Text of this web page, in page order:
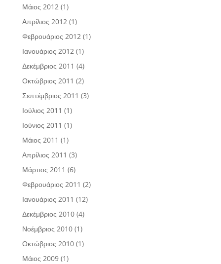
Μάιος 2012 (1)
Απρίλιος 2012 (1)
Φεβρουάριος 2012 (1)
Ιανουάριος 2012 (1)
Δεκέμβριος 2011 (4)
Οκτώβριος 2011 (2)
Σεπτέμβριος 2011 (3)
Ιούλιος 2011 (1)
Ιούνιος 2011 (1)
Μάιος 2011 (1)
Απρίλιος 2011 (3)
Μάρτιος 2011 (6)
Φεβρουάριος 2011 (2)
Ιανουάριος 2011 (12)
Δεκέμβριος 2010(4)
Νοέμβριος 2010(1)
Οκτώβριος 2010(1)
Μάιος 2009(1)